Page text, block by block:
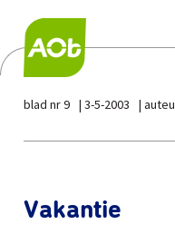
blad nr 9 3-5-2003
Vakantie